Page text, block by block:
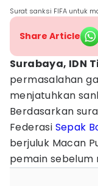
Surat sanksi FIFA untuk
Share Article
Surabaya, IDN
permasalahan
menjatuhkan
Berdasarkan
Federasi Sepak
berjuluk Macan
pemain sebelum